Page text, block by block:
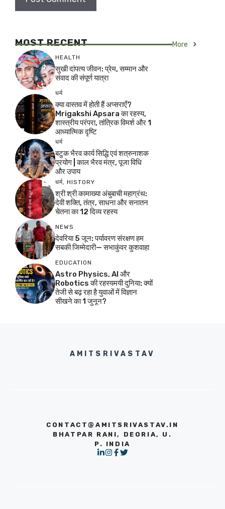
MOST RECENT More
HEALTH
सुखी दांपत्य जीवन: प्रेम, सम्मान और
संवाद की संपूर्ण यात्रा
धर्म
क्या वास्तव में होती हैं अप्सराएँ?
Mrigakshi Apsara का रहस्य,
शास्त्रीय परंपरा, तांत्रिक विमर्श और 1
आध्यात्मिक दृष्टि
धर्म
बटुक भैरव कार्य सिद्धि एवं शत्रुनाशक
प्रयोग | काल भैरव मंत्र, पूजा विधि
और उपाय
धर्म, HISTORY
श्री श्री कामाख्या अंबुबाची महाग्रंथ:
देवी शक्ति, तंत्र, साधना और सनातन
चेतना का 12 दिव्य रहस्य
NEWS
देवरिया 5 जून: पर्यावरण संरक्षण हम
सबकी जिम्मेदारी— सभाकुंवर कुशवाहा
EDUCATION
Astro Physics, AI और
Robotics की रहस्यमयी दुनिया: क्यों
तेजी से बढ़ रहा है युवाओं में विज्ञान
सीखने का 1 जुनून?
AMITSRIVASTAV
CONTACT@AMITSRIVASTAV.IN
BHATPAR RANI, DEORIA, U.
P. INDIA